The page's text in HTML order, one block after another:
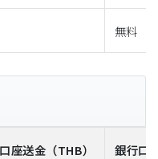
無料
座送金 （THB） 銀行口